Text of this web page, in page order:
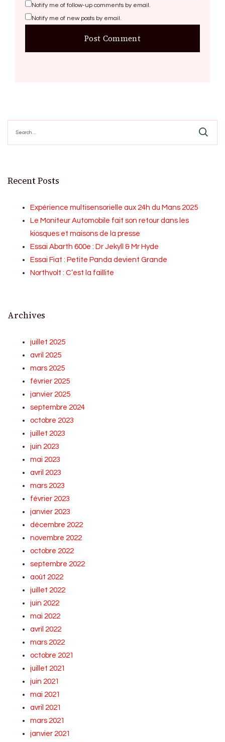
Notify me of follow-up comments by email.
Notify me of new posts by email.
for:
Recent Posts
Expérience multisensorielle aux 24h du Mans 2025
Le Moniteur Automobile fait son retour dans les
kiosques et maisons de la presse
Essai Abarth 600e : Dr Jekyll & Mr Hyde
Essai Fiat : Petite Panda devient Grande
Northvolt : C’est la faillite
Archives
juillet 2025
avril 2025
mars 2025
février 2025
janvier 2025
septembre 2024
octobre 2023
juillet 2023
juin 2023
mai 2023
avril 2023
mars 2023
février 2023
janvier 2023
décembre 2022
novembre 2022
octobre 2022
septembre 2022
août 2022
juillet 2022
juin 2022
mai 2022
avril 2022
mars 2022
octobre 2021
juillet 2021
juin 2021
mai 2021
avril 2021
mars 2021
janvier 2021